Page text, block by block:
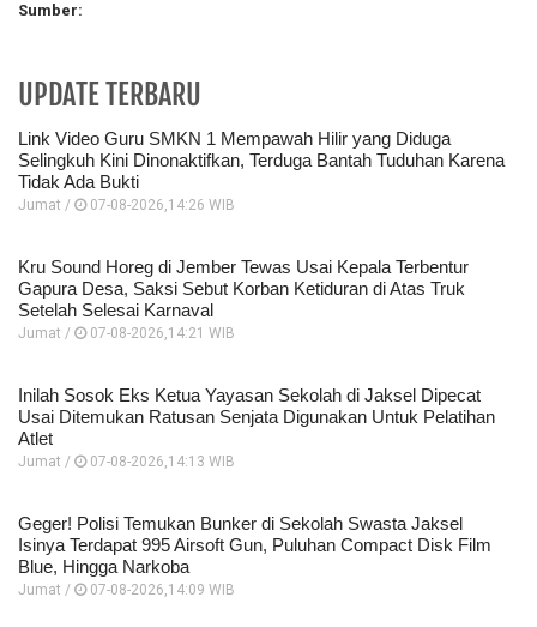
Sumber:
UPDATE TERBARU
Link Video Guru SMKN 1 Mempawah Hilir yang Diduga
Selingkuh Kini Dinonaktifkan, Terduga Bantah Tuduhan Karena
Tidak Ada Bukti
Jumat / 07-08-2026,14:26 WIB
Kru Sound Horeg di Jember Tewas Usai Kepala Terbentur
Gapura Desa, Saksi Sebut Korban Ketiduran di Atas Truk
Setelah Selesai Karnaval
Jumat / 07-08-2026,14:21 WIB
Inilah Sosok Eks Ketua Yayasan Sekolah di Jaksel Dipecat
Usai Ditemukan Ratusan Senjata Digunakan Untuk Pelatihan
Atlet
Jumat / 07-08-2026,14:13 WIB
Geger! Polisi Temukan Bunker di Sekolah Swasta Jaksel
Isinya Terdapat 995 Airsoft Gun, Puluhan Compact Disk Film
Blue, Hingga Narkoba
Jumat / 07-08-2026,14:09 WIB